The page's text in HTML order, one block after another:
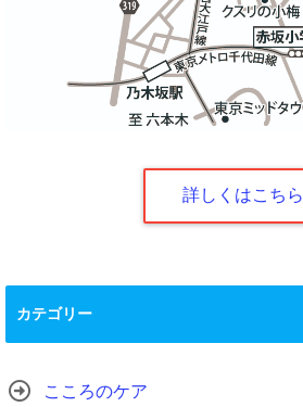
詳しくはこちら
カテゴリー
こころのケア